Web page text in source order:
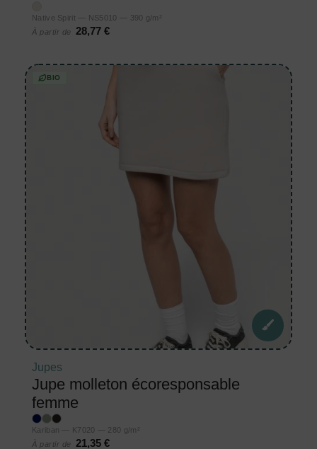
Native Spirit — NS5010 — 390 g/m²
À partir de
28,77 €
BIO
Jupes
Jupe molleton écoresponsable
femme
Kariban — K7020 — 280 g/m²
À partir de
21,35 €